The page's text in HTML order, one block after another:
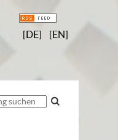
[DE] [EN]